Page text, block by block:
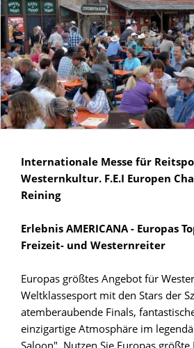
Internationale Messe für
Westernkultur. F.E.I Europen
Reining
Erlebnis AMERICANA - Europas
Freizeit- und Westernreiter
Europas größtes Angebot für
Weltklassesport mit den Stars der
atemberaubende Finals,
einzigartige Atmosphäre im